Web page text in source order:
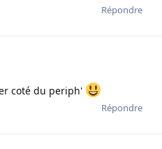
Répondre
coté du periph'
Répondre